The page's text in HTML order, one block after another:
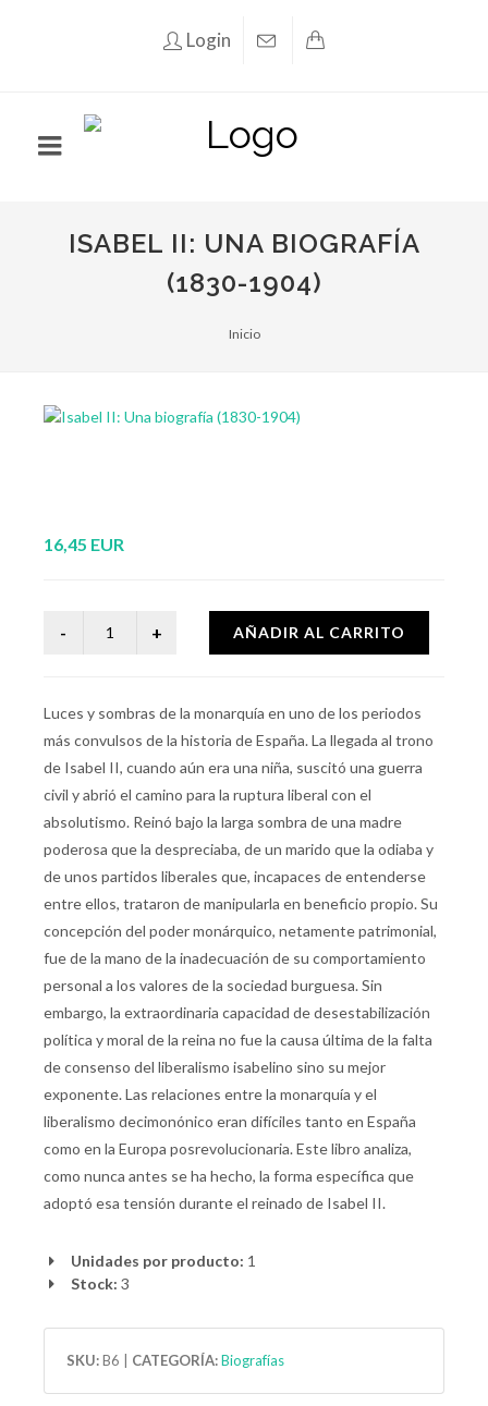
Login
ISABEL II: UNA BIOGRAFÍA
(1830-1904)
Inicio
16,45 EUR
AÑADIR AL CARRITO
Luces y sombras de la monarquía en uno de los periodos
más convulsos de la historia de España. La llegada al trono
de Isabel II, cuando aún era una niña, suscitó una guerra
civil y abrió el camino para la ruptura liberal con el
absolutismo. Reinó bajo la larga sombra de una madre
poderosa que la despreciaba, de un marido que la odiaba y
de unos partidos liberales que, incapaces de entenderse
entre ellos, trataron de manipularla en beneficio propio. Su
concepción del poder monárquico, netamente patrimonial,
fue de la mano de la inadecuación de su comportamiento
personal a los valores de la sociedad burguesa. Sin
embargo, la extraordinaria capacidad de desestabilización
política y moral de la reina no fue la causa última de la falta
de consenso del liberalismo isabelino sino su mejor
exponente. Las relaciones entre la monarquía y el
liberalismo decimonónico eran difíciles tanto en España
como en la Europa posrevolucionaria. Este libro analiza,
como nunca antes se ha hecho, la forma específica que
adoptó esa tensión durante el reinado de Isabel II.
Unidades por producto: 1
Stock: 3
SKU:B6 CATEGORÍA:Biografías